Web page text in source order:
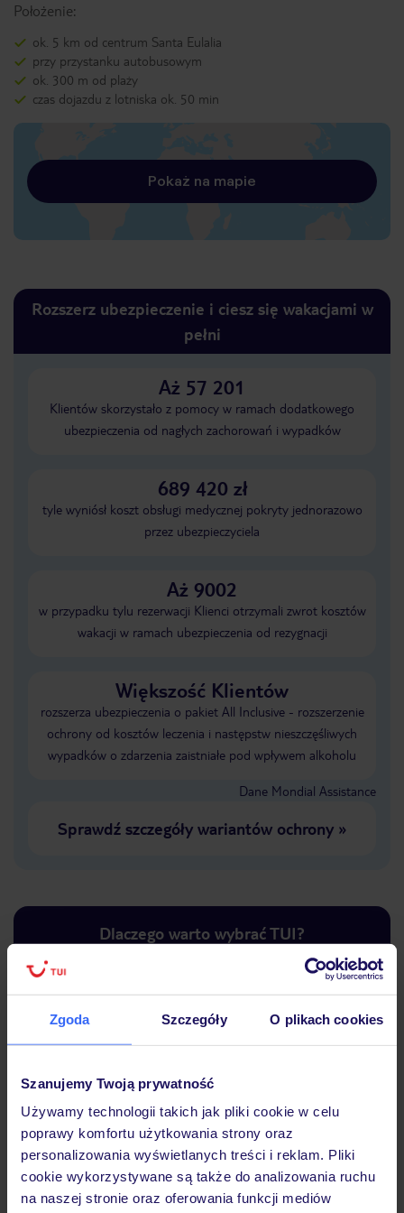
Zgoda Szczegóły O plikach cookies
Szanujemy Twoją prywatność
Używamy technologii takich jak pliki cookie w celu
poprawy komfortu użytkowania strony oraz
personalizowania wyświetlanych treści i reklam. Pliki
cookie wykorzystywane są także do analizowania ruchu
na naszej stronie oraz oferowania funkcji mediów
Położenie:
ok. 5 km od centrum Santa Eulalia
przy przystanku autobusowym
ok. 300 m od plaży
czas dojazdu z lotniska ok. 50 min
Pokaż na mapie
Rozszerz ubezpieczenie i ciesz się wakacjami w
pełni
Aż 57 201
Klientów skorzystało z pomocy w ramach dodatkowego
ubezpieczenia od nagłych zachorowań i wypadków
689 420 zł
tyle wyniósł koszt obsługi medycznej pokryty jednorazowo
przez ubezpieczyciela
Aż 9002
w przypadku tylu rezerwacji Klienci otrzymali zwrot kosztów
wakacji w ramach ubezpieczenia od rezygnacji
Większość Klientów
rozszerza ubezpieczenia o pakiet All Inclusive - rozszerzenie
ochrony od kosztów leczenia i następstw nieszczęśliwych
wypadków o zdarzenia zaistniałe pod wpływem alkoholu
Dane Mondial Assistance
Sprawdź szczegóły wariantów ochrony»
Dlaczego warto wybrać TUI?
Lider niskich cen
Największe biuro
podróży w Polsce
Hotel